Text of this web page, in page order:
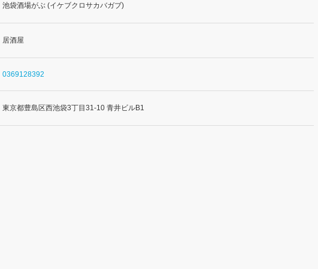
池袋酒場がぶ (イケブクロサカバガブ)
居酒屋
0369128392
東京都豊島区西池袋3丁目31-10 青井ビルB1